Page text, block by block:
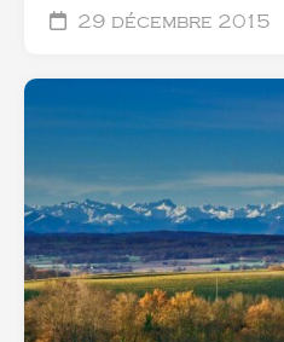
29 décembre 2015